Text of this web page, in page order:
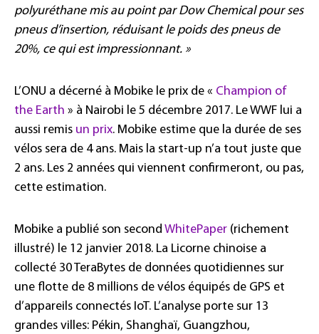
polyuréthane mis au point par Dow Chemical pour ses
pneus d’insertion, réduisant le poids des pneus de
20%, ce qui est impressionnant. »
L’ONU a décerné à Mobike le prix de « Champion of
the Earth » à Nairobi le 5 décembre 2017. Le WWF lui a
aussi remis un prix. Mobike estime que la durée de ses
vélos sera de 4 ans. Mais la start-up n’a tout juste que
2 ans. Les 2 années qui viennent confirmeront, ou pas,
cette estimation.
Mobike a publié son second WhitePaper (richement
illustré) le 12 janvier 2018. La Licorne chinoise a
collecté 30 TeraBytes de données quotidiennes sur
une flotte de 8 millions de vélos équipés de GPS et
d’appareils connectés IoT. L’analyse porte sur 13
grandes villes: Pékin, Shanghaï, Guangzhou,